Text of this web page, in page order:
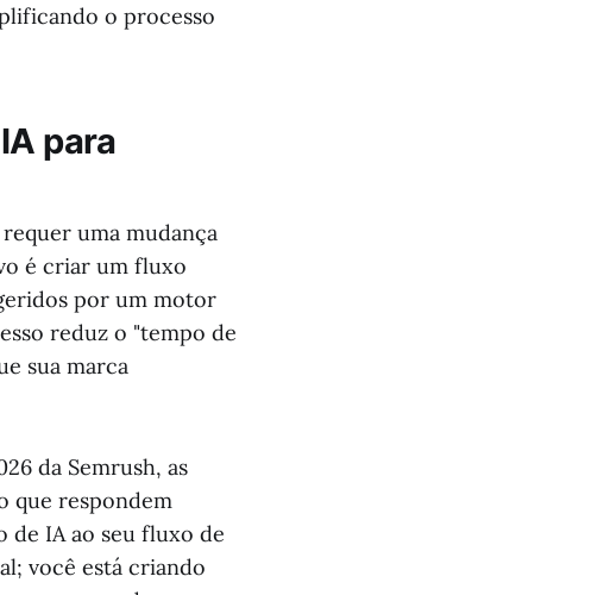
o processo
para
uma mudança
é criar um fluxo
por um motor
reduz o "tempo de
sua marca
da Semrush, as
que respondem
de IA ao seu fluxo de
você está criando